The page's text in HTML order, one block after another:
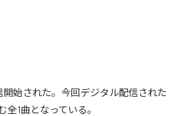
開始された。今回デジタル配信された
全1曲となっている。